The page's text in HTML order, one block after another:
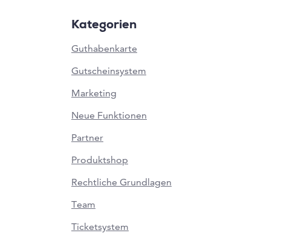
Kategorien
Guthabenkarte
Gutscheinsystem
Marketing
Neue Funktionen
Partner
Produktshop
Rechtliche Grundlagen
Team
Ticketsystem